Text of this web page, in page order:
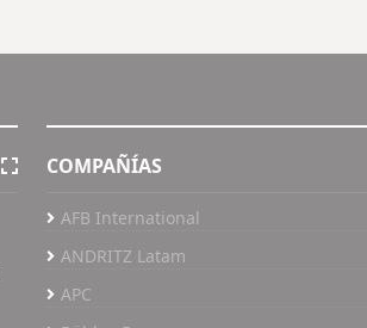
COMPAÑÍAS
AFB International
ANDRITZ Latam
APC